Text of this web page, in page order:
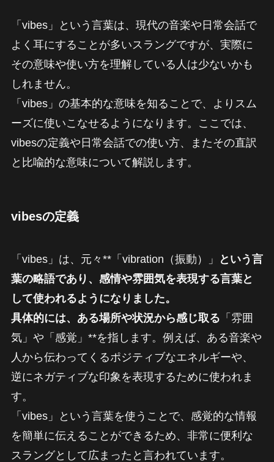
「vibes」という言葉は、現代の音楽や日常会話で
よく耳にすることが多いスラングですが、実際に
その意味や使い方を理解している人は少ないかも
しれません。
「vibes」の基本的な意味を知ることで、よりスム
ーズに使いこなせるようになります。ここでは、
vibesの定義や日常会話での使い方、またその直訳
と比喩的な意味について解説します。
vibesの定義
「vibes」は、元々**「vibration（振動）」
という言
葉の略語であり、感情や雰囲気を表現する言葉と
して使われるようになりました。
具体的には、ある場所や状況から感じ取る 「雰囲
気」や「感覚」**を指します。例えば、ある音楽や
人から伝わってくるポジティブなエネルギーや、
逆にネガティブな印象を表現するために使われま
す。
「vibes」という言葉を使うことで、感覚的な情報
を簡単に伝えることができるため、非常に便利な
スラングとして広まったと言われています。